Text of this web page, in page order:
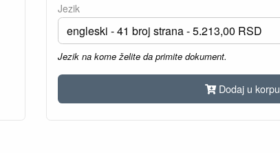
Jezik
Jezik na kome želite da primite dokument.
Dodaj u korpu